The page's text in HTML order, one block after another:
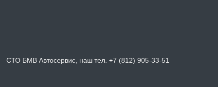
СТО БМВ Автосервис, наш тел. +7 (812) 905-33-51